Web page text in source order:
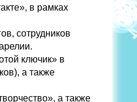
в рамках
сотрудников
ключик» в
а также
а также